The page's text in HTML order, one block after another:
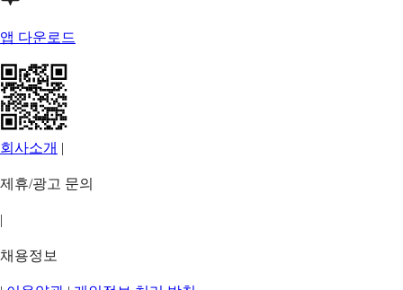
앱 다운로드
회사소개 |
제휴/광고 문의
|
채용정보